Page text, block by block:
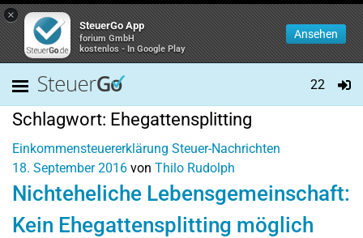
×
SteuerGo App
forium GmbH
kostenlos - In Google Play
Ansehen
22
Schlagwort: Ehegattensplitting
Einkommensteuererklärung Steuer-Nachrichten
18. September 2016 von Thilo Rudolph
Nichteheliche Lebensgemeinschaft:
Kein Ehegattensplitting möglich